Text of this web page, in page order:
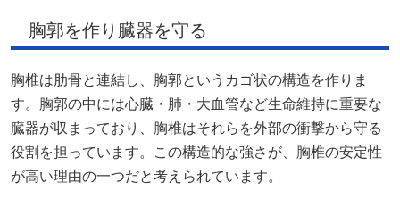
胸郭を作り臓器を守る
胸椎は肋骨と連結し、胸郭というカゴ状の構造を作りま
す。胸郭の中には心臓・肺・大血管など生命維持に重要な
臓器が収まっており、胸椎はそれらを外部の衝撃から守る
役割を担っています。この構造的な強さが、胸椎の安定性
が高い理由の一つだと考えられています。